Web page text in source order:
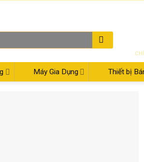
Máy Gia Dụng Thiết bị